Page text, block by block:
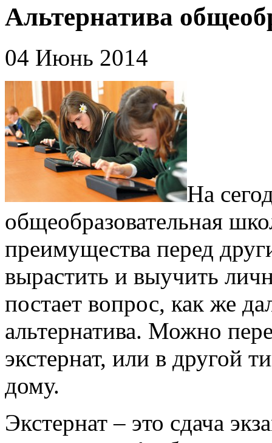
Альтернатива
04 Июнь 2014
На
общеобразовательная
преимущества перед
вырастить и выучить
постает вопрос, как же
альтернатива. Можно
экстернат, или в другой
дому.
Экстернат – это сдача